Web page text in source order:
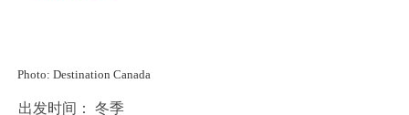
Photo: Destination Canada
出发时间： 冬季